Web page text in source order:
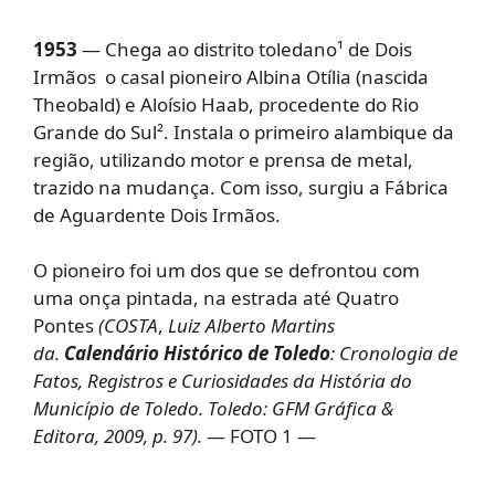
1953 — Chega ao distrito toledano¹ de Dois
Irmãos o casal pioneiro Albina Otília (nascida
Theobald) e Aloísio Haab, procedente do Rio
Grande do Sul². Instala o primeiro alambique da
região, utilizando motor e prensa de metal,
trazido na mudança. Com isso, surgiu a Fábrica
de Aguardente Dois Irmãos.
O pioneiro foi um dos que se defrontou com
uma onça pintada, na estrada até Quatro
Pontes(COSTA, Luiz Alberto Martins
da. Calendário Histórico de Toledo: Cronologia de
Fatos, Registros e Curiosidades da História do
Município de Toledo. Toledo: GFM Gráfica &
Editora, 2009, p. 97). — FOTO 1 —